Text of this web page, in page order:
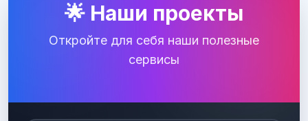
🌟 Наши проекты
Откройте для себя наши полезные
сервисы